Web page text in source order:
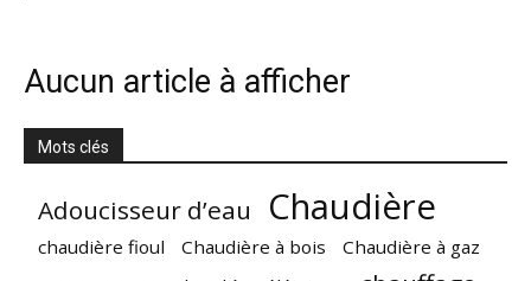
Aucun article à afficher
Mots clés
Adoucisseur d’eau Chaudière
chaudière fioul Chaudière à bois Chaudière à gaz